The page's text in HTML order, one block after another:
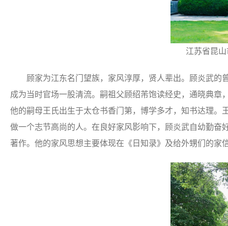
江苏省昆
顾家为江东名门望族，家风淳厚，贤人辈出。顾炎武的
成为当时官场一股清流。嗣祖父顾绍芾饱读经史，通晓典
他的嗣母王氏出生于太仓书香门第，博学多才，知书达理
做一个志节高尚的人。在良好家风影响下，顾炎武自幼勤奋
著作。他的家风思想主要体现在《日知录》及给外甥们的家